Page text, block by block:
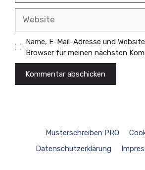
Name, E-Mail-Adresse und
Browser für meinen nächsten
Musterschreiben PRO
Datenschutzerklärung